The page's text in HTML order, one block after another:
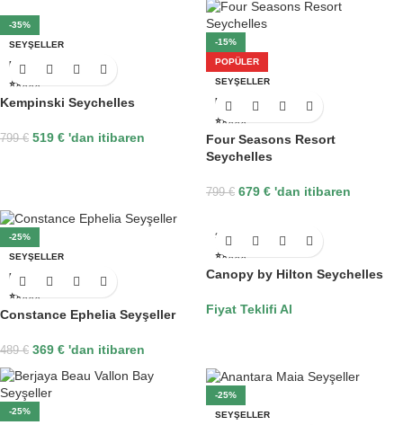
-35%
SEYŞELLER
MAHE
⭐⭐⭐⭐⭐
Kempinski Seychelles
799€ 519 € 'dan itibaren
-15%
POPÜLER
SEYŞELLER
MAHE
⭐⭐⭐⭐⭐
Four Seasons Resort
Seychelles
799€ 679 € 'dan itibaren
-25%
SEYŞELLER
MAHE
⭐⭐⭐⭐⭐
Constance Ephelia Seyşeller
489€ 369 € 'dan itibaren
SEYŞELLER
⭐⭐⭐⭐⭐
Canopy by Hilton Seychelles
Fiyat Teklifi Al
-25%
-25%
SEYŞELLER